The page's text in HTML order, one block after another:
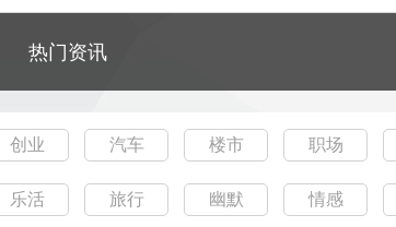
热门资讯
创业 汽车 楼市 职场
乐活 旅行 幽默 情感